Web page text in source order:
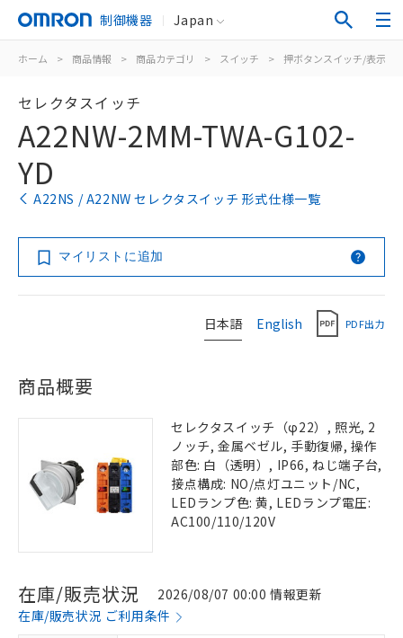
制御機器 Japan
ホーム > 商品情報 > 商品カテゴリ > スイッチ > 押ボタンスイッチ/表示灯
セレクタスイッチ
A22NW-2MM-TWA-G102-
YD
A22NS / A22NW セレクタスイッチ 形式仕様一覧
マイリストに追加
日本語 English PDF出力
商品概要
セレクタスイッチ（φ22）, 照光, 2
ノッチ, 金属ベゼル, 手動復帰, 操作
部色: 白（透明）, IP66, ねじ端子台,
接点構成: NO/点灯ユニット/NC,
LEDランプ色: 黄, LEDランプ電圧:
AC100/110/120V
在庫/販売状況
2026/08/07 00:00 情報更新
在庫/販売状況 ご利用条件